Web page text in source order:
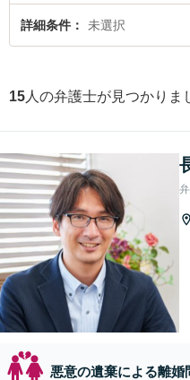
『悪意の遺棄による離婚問題のトラ
したい』『初回相談無料で悪意の遺
詳細条件 未選択
15 人の弁護士が見つかりま
悪意の遺棄による離婚